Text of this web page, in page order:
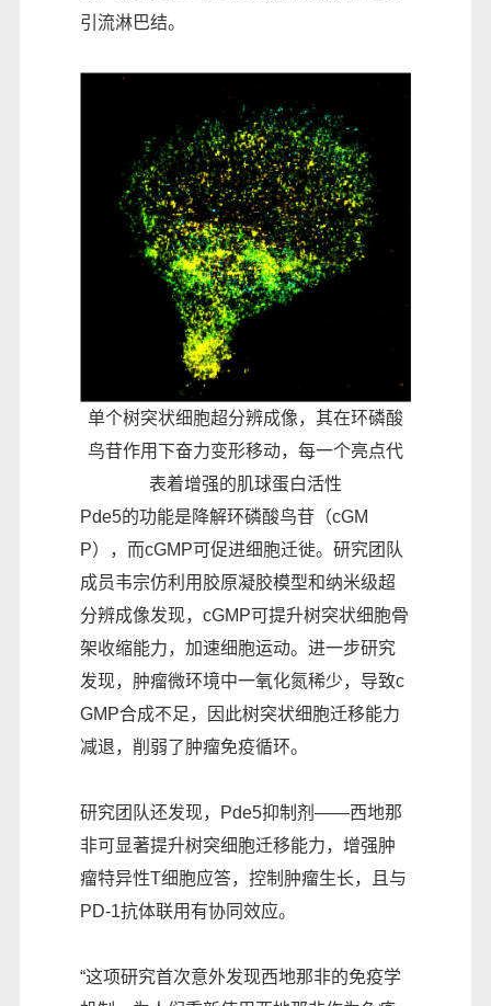
引流淋巴结。
单个树突状细胞超分辨成像，其在环磷酸
鸟苷作用下奋力变形移动，每一个亮点代
表着增强的肌球蛋白活性
Pde5的功能是降解环磷酸鸟苷（cGM
P），而cGMP可促进细胞迁徙。研究团队
成员韦宗仿利用胶原凝胶模型和纳米级超
分辨成像发现，cGMP可提升树突状细胞骨
架收缩能力，加速细胞运动。进一步研究
发现，肿瘤微环境中一氧化氮稀少，导致c
GMP合成不足，因此树突状细胞迁移能力
减退，削弱了肿瘤免疫循环。
研究团队还发现，Pde5抑制剂——西地那
非可显著提升树突细胞迁移能力，增强肿
瘤特异性T细胞应答，控制肿瘤生长，且与
PD-1抗体联用有协同效应。
“这项研究首次意外发现西地那非的免疫学